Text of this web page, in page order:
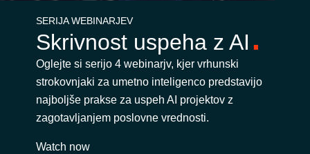
SERIJA WEBINARJEV
Skrivnost uspeha z AI
Oglejte si serijo 4 webinarjv, kjer vrhunski
strokovnjaki za umetno inteligenco predstavijo
najboljše prakse za uspeh AI projektov z
zagotavljanjem poslovne vrednosti.
Watch now